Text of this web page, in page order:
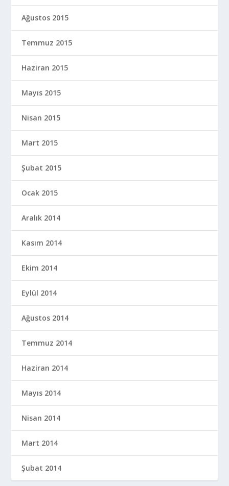
Ağustos 2015
Temmuz 2015
Haziran 2015
Mayıs 2015
Nisan 2015
Mart 2015
Şubat 2015
Ocak 2015
Aralık 2014
Kasım 2014
Ekim 2014
Eylül 2014
Ağustos 2014
Temmuz 2014
Haziran 2014
Mayıs 2014
Nisan 2014
Mart 2014
Şubat 2014